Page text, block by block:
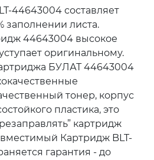
44643004 составляет
заполнении листа.
44643004 высокое
оригинальному.
БУЛАТ 44643004
тонер, корпус
пластика, это
картридж
Картридж BLT-
гарантия - до